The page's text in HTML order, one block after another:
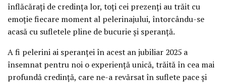
înflăcărați de credința lor, toți cei prezenți au trăit cu
emoție fiecare moment al pelerinajului, întorcându-se
acasă cu sufletele pline de bucurie și speranță.
A fi pelerini ai speranței în acest an jubiliar 2025 a
însemnat pentru noi o experiență unică, trăită în cea mai
profundă credință, care ne-a revărsat în suflete pace și